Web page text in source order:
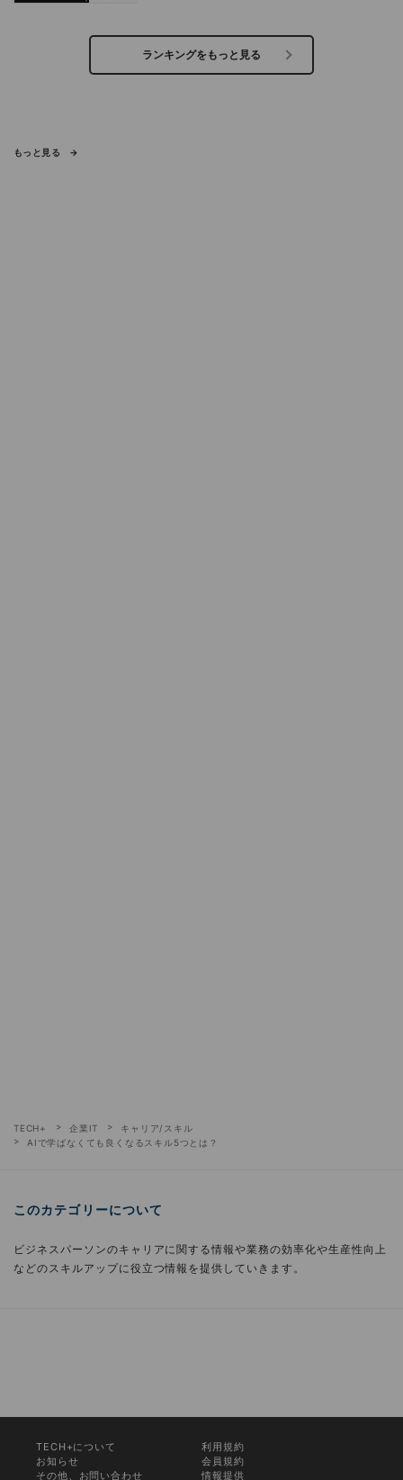
ランキングをもっと見る
もっと見る
TECH+ 企業IT
キャリア/スキル
AIで学ばなくても良くなるスキル5つとは？
このカテゴリーについて
ビジネスパーソンのキャリアに関する情報や業務の効率化や生産性向上
などのスキルアップに役立つ情報を提供していきます。
TECH+について
利用規約
お知らせ
会員規約
その他、お問い合わせ
情報提供